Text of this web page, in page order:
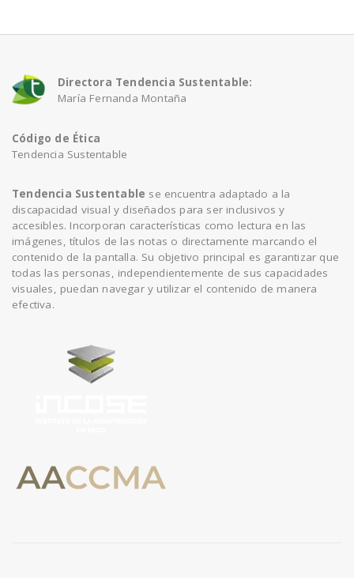
Directora Tendencia Sustentable:
María Fernanda Montaña
Código de Ética
Tendencia Sustentable
Tendencia Sustentable se encuentra adaptado a la
discapacidad visual y diseñados para ser inclusivos y
accesibles. Incorporan características como lectura en las
imágenes, títulos de las notas o directamente marcando el
contenido de la pantalla. Su objetivo principal es garantizar que
todas las personas, independientemente de sus capacidades
visuales, puedan navegar y utilizar el contenido de manera
efectiva.